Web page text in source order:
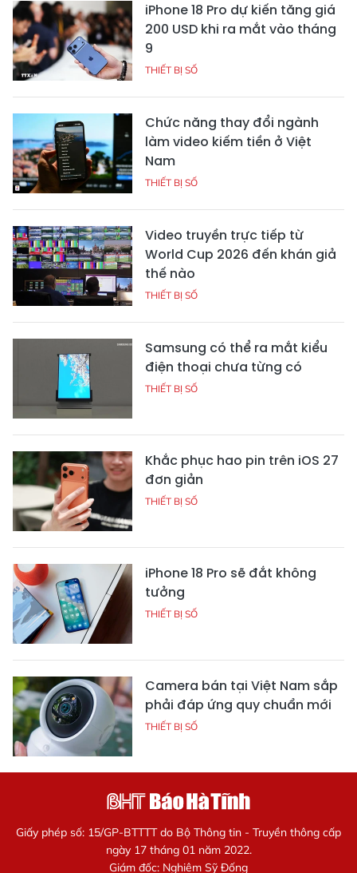
iPhone 18 Pro dự kiến tăng giá
200 USD khi ra mắt vào tháng
9
THIẾT BỊ SỐ
Chức năng thay đổi ngành
làm video kiếm tiền ở Việt
Nam
THIẾT BỊ SỐ
Video truyền trực tiếp từ
World Cup 2026 đến khán giả
thế nào
THIẾT BỊ SỐ
Samsung có thể ra mắt kiểu
điện thoại chưa từng có
THIẾT BỊ SỐ
Khắc phục hao pin trên iOS 27
đơn giản
THIẾT BỊ SỐ
iPhone 18 Pro sẽ đắt không
tưởng
THIẾT BỊ SỐ
Camera bán tại Việt Nam sắp
phải đáp ứng quy chuẩn mới
THIẾT BỊ SỐ
Giấy phép số: 15/GP-BTTTT do Bộ Thông tin - Truyền thông cấp
ngày 17 tháng 01 năm 2022.
Giám đốc: Nghiêm Sỹ Đống